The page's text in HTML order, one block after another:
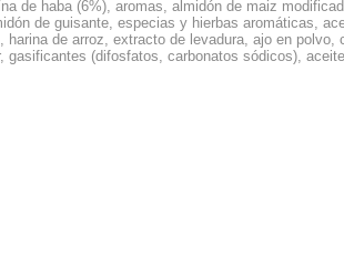
de haba (6%), aromas, almidón de maiz
de guisante, especias y hierbas aromáticas,
de arroz, extracto de levadura, ajo en polvo,
gasificantes (difosfatos, carbonatos sódicos),